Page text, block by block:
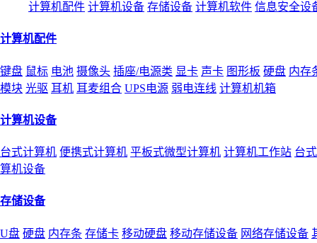
计算机配件 计算机设备 存储设备 计算机软件 信息安全设
计算机配件
键盘 鼠标 电池 摄像头 插座/电源类 显卡 声卡 图形板 硬盘 内存
模块 光驱 耳机 耳麦组合 UPS电源 弱电连线 计算机机箱
计算机设备
台式计算机 便携式计算机 平板式微型计算机 计算机工作站 台
算机设备
存储设备
U盘 硬盘 内存条 存储卡 移动硬盘 移动存储设备 网络存储设备